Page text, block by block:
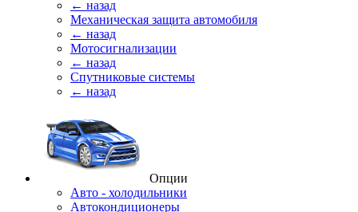
← назад
Механическая защита автомобиля
← назад
Мотосигнализации
← назад
Спутниковые системы
← назад
Опции
Авто - холодильники
Автокондиционеры